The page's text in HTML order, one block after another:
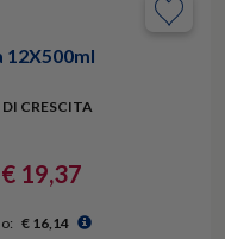
12X500ml
CRESCITA
€ 19,37
€ 16,14